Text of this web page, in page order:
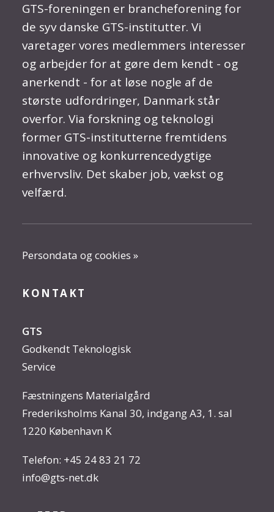
GTS-foreningen er brancheforening for
de syv danske GTS-institutter. Vi
varetager vores medlemmers interesser
og arbejder for at gøre dem kendt - og
anerkendt - for at løse nogle af de
største udfordringer, Danmark står
overfor. Via forskning og teknologi
former GTS-institutterne fremtidens
innovative og konkurrencedygtige
erhvervsliv. Det skaber job, vækst og
velfærd.
Persondata og cookies »
KONTAKT
GTS
Godkendt Teknologisk
Service
Fæstningens Materialgård
Frederiksholms Kanal 30, indgang A3, 1. sal
1220 København K
Telefon: +45 24 83 21 72
info@gts-net.dk